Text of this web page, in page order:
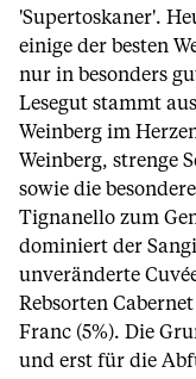
'Supertoskaner'.
einige der besten
nur in besonders
Lesegut stammt
Weinberg im
Weinberg, strenge
sowie die
Tignanello zum
dominiert der
unveränderte
Rebsorten
Franc (5%). Die
und erst für die